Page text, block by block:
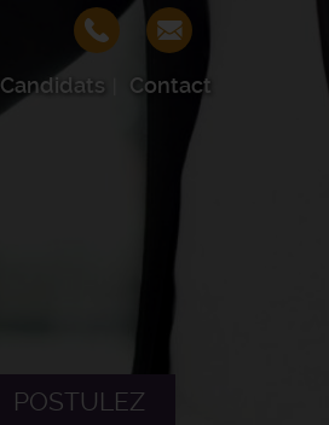
Candidats Contact
POSTULEZ